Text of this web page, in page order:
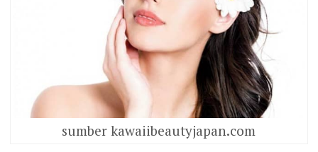
sumber kawaiibeautyjapan.com